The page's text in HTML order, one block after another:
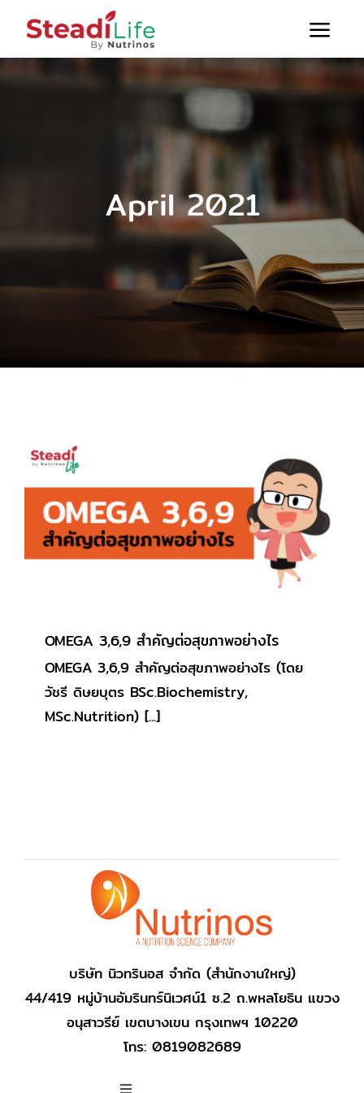
content
April 2021
OMEGA 3,6,9 สำคัญต่อสุขภาพอย่างไร
บทความเกี่ยวกับการรักษาสุขภาพ
OMEGA 3,6,9 สำคัญต่อสุขภาพอย่างไร
OMEGA 3,6,9 สำคัญต่อสุขภาพอย่างไร (โดย
วัชรี ดิษยบุตร BSc.Biochemistry,
MSc.Nutrition) [...]
บริษัท นิวทรินอส จำกัด (สำนักงานใหญ่)
44/419 หมู่บ้านอัมรินทร์นิเวศน์1 ซ.2 ถ.พหลโยธิน แขวง
อนุสาวรีย์ เขตบางเขน กรุงเทพฯ 10220
โทร: 0819082689